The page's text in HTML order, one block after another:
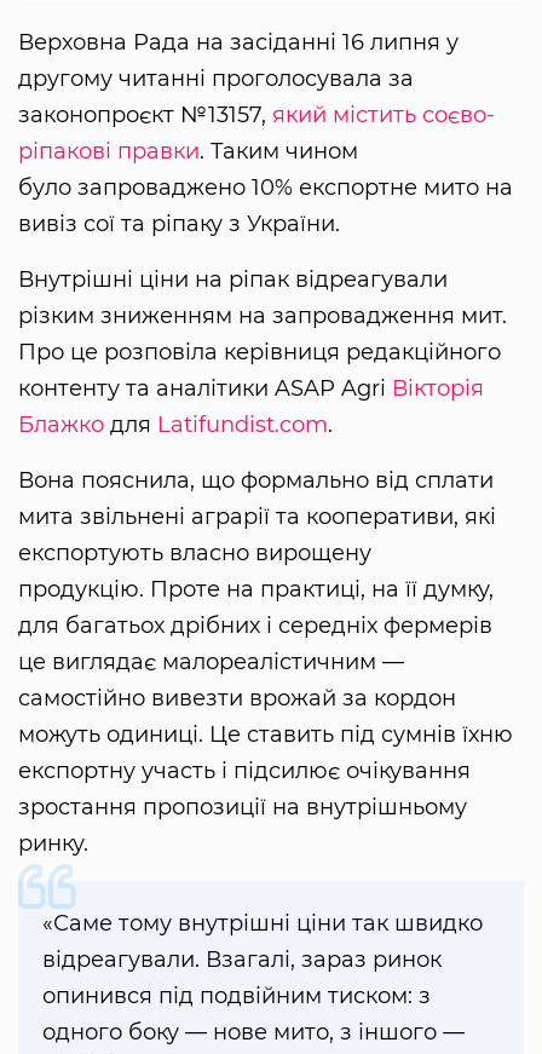
Верховна Рада на засіданні 16 липня у
другому читанні проголосувала за
законопроєкт №13157, який містить соєво-
ріпакові правки. Таким чином
було запроваджено 10% експортне мито на
вивіз сої та ріпаку з України.
Внутрішні ціни на ріпак відреагували
різким зниженням на запровадження мит.
Про це розповіла керівниця редакційного
контенту та аналітики ASAP Agri Вікторія
Блажко для Latifundist.com.
Вона пояснила, що формально від сплати
мита звільнені аграрії та кооперативи, які
експортують власно вирощену
продукцію. Проте на практиці, на її думку,
для багатьох дрібних і середніх фермерів
це виглядає малореалістичним —
самостійно вивезти врожай за кордон
можуть одиниці. Це ставить під сумнів їхню
експортну участь і підсилює очікування
зростання пропозиції на внутрішньому
ринку.
«Саме тому внутрішні ціни так швидко
відреагували. Взагалі, зараз ринок
опинився під подвійним тиском: з
одного боку — нове мито, з іншого —